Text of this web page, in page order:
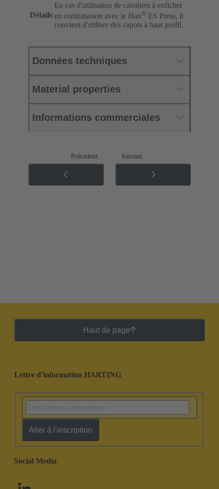
Détails
En cas d'utilisation de cavaliers à enficher
en combinaison avec le Han® ES Press, il
convient d'utiliser des capots à haut profil.
Données techniques
Material properties
Informations commerciales
Précédent Suivant
Haut de page
Lettre d'information HARTING
Aller à l'inscription
Social Media